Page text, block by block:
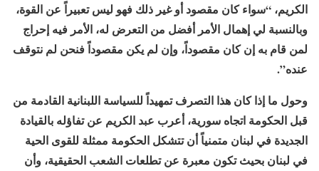
الكريم، “سواء كان مقصود أو غير ذلك فهو ليس تعبيراً عن القوة،
وبالنسبة لي إهمال اﻷمر أفضل من التعرض له، اﻷمر فيه إحراج
لمن قام به إن كان مقصوداً، وإن لم يكن مقصوداً فنحن لم نتوقف
عنده”.
وحول ما إذا كان هذا التصرف تمهيداً للسياسة اللبنانية القادمة من
قبل الحكومة اتجاه سورية، أعرب عبد الكريم عن تفاؤله بالقيادة
الجديدة في لبنان متمنياً أن تتشكل الحكومة ممثلة للقوى الحية
في لبنان بحيث تكون معبرة عن تطلعات الشعب الحقيقية، وأن